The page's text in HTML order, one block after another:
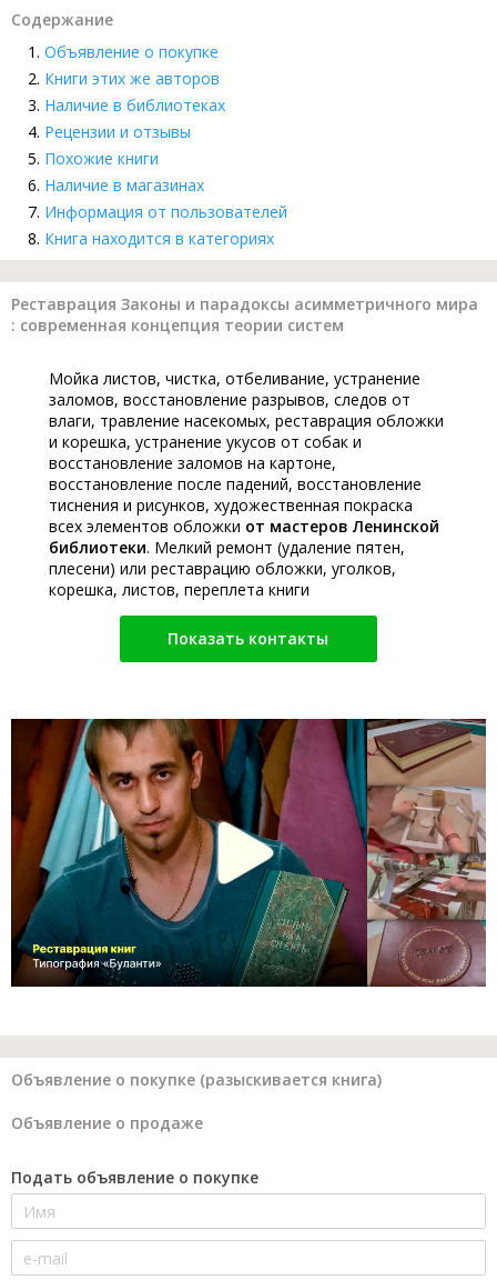
Содержание
Объявление о покупке
Книги этих же авторов
Наличие в библиотеках
Рецензии и отзывы
Похожие книги
Наличие в магазинах
Информация от пользователей
Книга находится в категориях
Реставрация Законы и парадоксы асимметричного мира
: современная концепция теории систем
Мойка листов, чистка, отбеливание, устранение
заломов, восстановление разрывов, следов от
влаги, травление насекомых, реставрация обложки
и корешка, устранение укусов от собак и
восстановление заломов на картоне,
восстановление после падений, восстановление
тиснения и рисунков, художественная покраска
всех элементов обложки от мастеров Ленинской
библиотеки. Мелкий ремонт (удаление пятен,
плесени) или реставрацию обложки, уголков,
корешка, листов, переплета книги
Показать контакты
Объявление о покупке (разыскивается книга)
Объявление о продаже
Подать объявление о покупке